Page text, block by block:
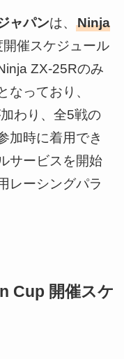
ャパンは、 Ninja
催スケジュール
ZX-25Rのみ
なっており、
わり、全5戦の
加時に着用でき
サービスを開始
レーシングパラ
Cup 開催スケ